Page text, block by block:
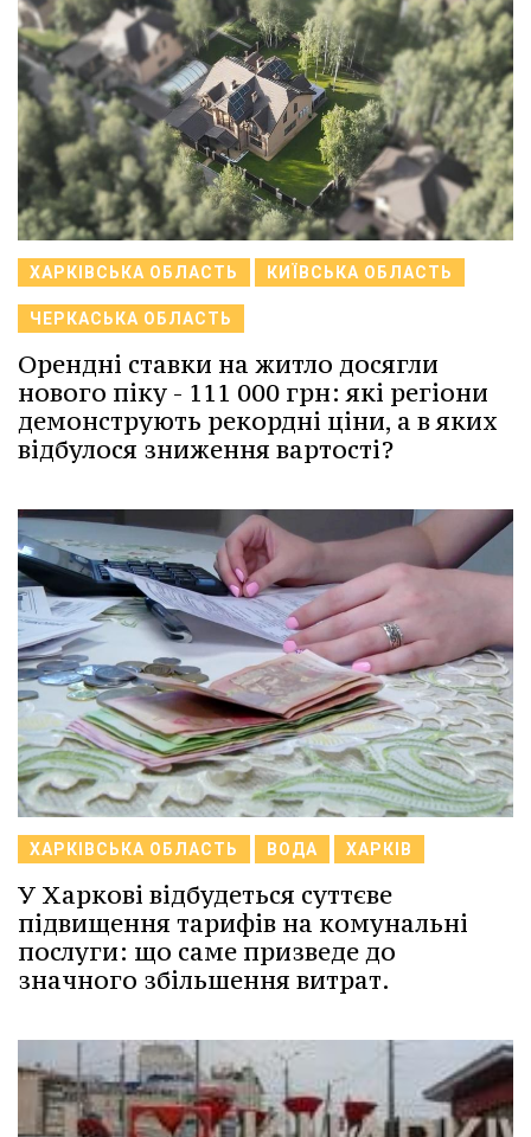
ХАРКІВСЬКА ОБЛАСТЬ КИЇВСЬКА ОБЛАСТЬ
ЧЕРКАСЬКА ОБЛАСТЬ
Орендні ставки на житло досягли
нового піку - 111 000 грн: які регіони
демонструють рекордні ціни, а в яких
відбулося зниження вартості?
ХАРКІВСЬКА ОБЛАСТЬ ВОДА ХАРКІВ
У Харкові відбудеться суттєве
підвищення тарифів на комунальні
послуги: що саме призведе до
значного збільшення витрат.